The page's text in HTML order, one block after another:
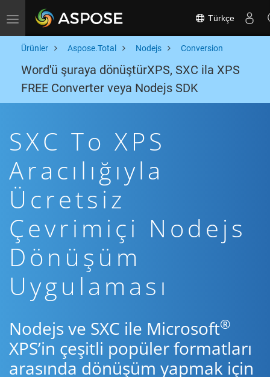
Toggle navigation Türkçe
Ürünler Aspose.Total Nodejs Conversion
Word'ü şuraya dönüştürXPS, SXC ila XPS
FREE Converter veya Nodejs SDK
SXC To XPS
Aracılığıyla
Ücretsiz
Çevrimiçi Nodejs
Dönüşüm
Uygulaması
Nodejs ve SXC ile Microsoft®
XPS’in çeşitli popüler formatları
arasında dönüşüm yapmak için